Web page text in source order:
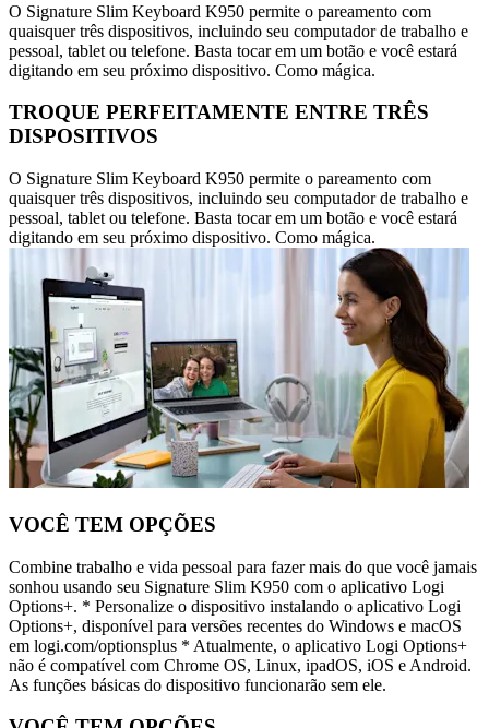
O Signature Slim Keyboard K950 permite o pareamento com
quaisquer três dispositivos, incluindo seu computador de trabalho e
pessoal, tablet ou telefone. Basta tocar em um botão e você estará
digitando em seu próximo dispositivo. Como mágica.
TROQUE PERFEITAMENTE ENTRE TRÊS
DISPOSITIVOS
O Signature Slim Keyboard K950 permite o pareamento com
quaisquer três dispositivos, incluindo seu computador de trabalho e
pessoal, tablet ou telefone. Basta tocar em um botão e você estará
digitando em seu próximo dispositivo. Como mágica.
VOCÊ TEM OPÇÕES
Combine trabalho e vida pessoal para fazer mais do que você jamais
sonhou usando seu Signature Slim K950 com o aplicativo Logi
Options+. * Personalize o dispositivo instalando o aplicativo Logi
Options+, disponível para versões recentes do Windows e macOS
em logi.com/optionsplus * Atualmente, o aplicativo Logi Options+
não é compatível com Chrome OS, Linux, ipadOS, iOS e Android.
As funções básicas do dispositivo funcionarão sem ele.